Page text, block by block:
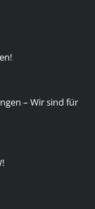
– Wir sind für